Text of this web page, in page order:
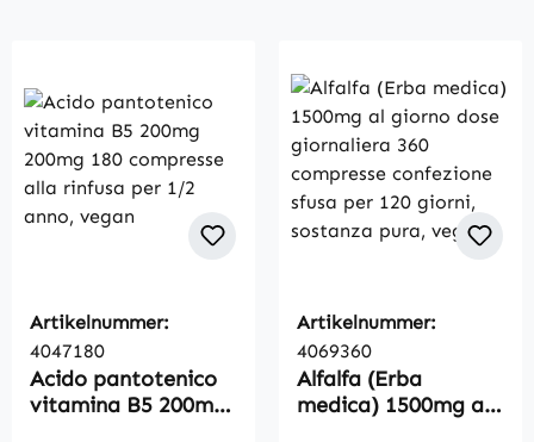
Artikelnummer:
4047180
Acido pantotenico
vitamina B5 200mg
Artikelnummer:
4069360
Alfalfa (Erba
medica) 1500mg al